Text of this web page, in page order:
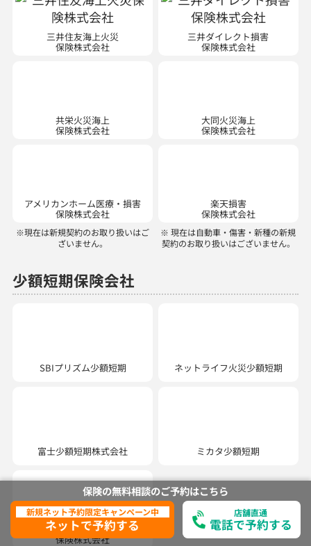
三井住友海上火災
保険株式会社
三井ダイレクト損害
保険株式会社
保険株式会社 保険株式会社
※現在は新規契約のお取り扱いはご
※ 現在は自動車・傷害・新種の新規
ユニバーサル少額短期
保険株式会社
ほけんの110番では、以下の商品を取り扱っています。
生命保険：医療保険、がん保険、個人年金保険、学資保険、介護保険、収入
保険の無料相談のご予約はこちら
新規ネット予約限定キャンペーン中
ネットで予約する
店舗直通
電話で予約する